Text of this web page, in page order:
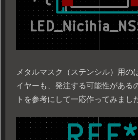
メタルマスク（ステンシル）用の
イヤーも、発注する可能性がある
トを参考にして一応作ってみまし